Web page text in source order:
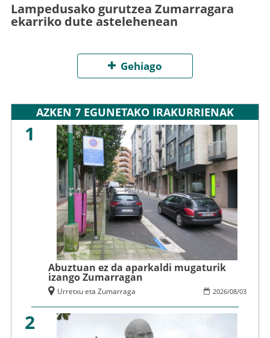
Lampedusako gurutzea Zumarragara
ekarriko dute astelehenean
Gehiago
AZKEN 7 EGUNETAKO IRAKURRIENAK
1
Abuztuan ez da aparkaldi mugaturik
izango Zumarragan
2026/08/03
Urretxu eta Zumarraga
2